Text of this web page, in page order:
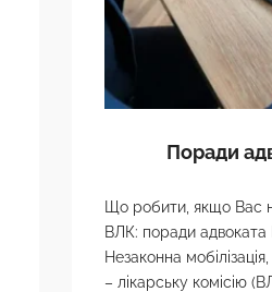
Поради
Що робити, якщо Вас
ВЛК: поради адвоката
Незаконна
– лікарську комісію